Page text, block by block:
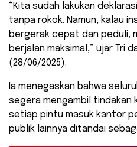
“Kita sudah lakukan
tanpa rokok. Namun, kalau
bergerak cepat dan peduli,
berjalan maksimal,” ujar Tri
(28/06/2025).
Ia menegaskan bahwa
segera mengambil tindakan
setiap pintu masuk kantor
publik lainnya ditandai